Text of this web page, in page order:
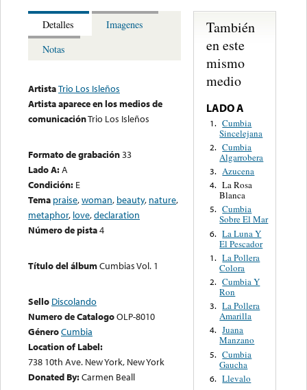
Detalles
Imagenes
Notas
ArtistaTrio Los Isleños
Artista aparece en los medios de
comunicaciónTrio Los Isleños
Formato de grabación33
Lado A:A
Condición: E
Tema praise,woman, beauty, nature,
metaphor, love,declaration
Número de pista4
Título del álbumCumbias Vol. 1
Sello Discolando
Numero de CatalogoOLP-8010
GéneroCumbia
Location of Label:
738 10th Ave. New York, New York
Donated By:Carmen Beall
También
en este
mismo
medio
LADO A
1. Cumbia
Sincelejana
2. Cumbia
Algarrobera
3. Azucena
4. La Rosa
Blanca
5. Cumbia
Sobre El Mar
6. La Luna Y
El Pescador
1. La Pollera
Colora
2. Cumbia Y
Ron
3. La Pollera
Amarilla
4. Juana
Manzano
5. Cumbia
Gaucha
6. Llevalo